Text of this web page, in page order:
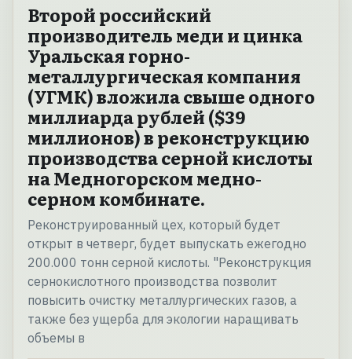
Второй российский
производитель меди и цинка
Уральская горно-
металлургическая компания
(УГМК) вложила свыше одного
миллиарда рублей ($39
миллионов) в реконструкцию
производства серной кислоты
на Медногорском медно-
серном комбинате.
Реконструированный цех, который будет
открыт в четверг, будет выпускать ежегодно
200.000 тонн серной кислоты. "Реконструкция
сернокислотного производства позволит
повысить очистку металлургических газов, а
также без ущерба для экологии наращивать
объемы в